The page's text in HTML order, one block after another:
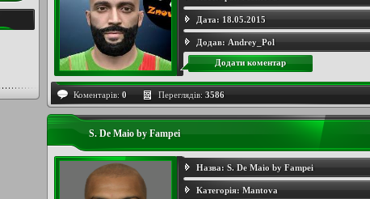
Дата: 18.05.2015
Додав: Andrey_Pol
Додати коментар
Коментарів: 0 Переглядів: 3586
S. De Maio by Fampei
Назва: S. De Maio by Fampei
Категорія: Mantova